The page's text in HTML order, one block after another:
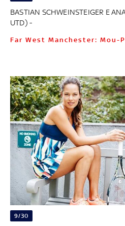
BASTIAN SCHWEINSTEIGER E
UTD) -
Far West Manchester:
9/30